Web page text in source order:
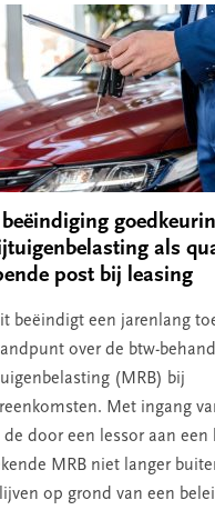
als
post bij leasing
beëindigt een jarenlang
over de btw-
(MRB) bij
Met ingang
de door een lessor aan een
MRB niet langer
op grond van een